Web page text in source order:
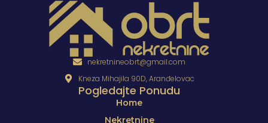
nekretnineobrt@gmail.com
Kneza Mihajila 90D, Aranđelovac
Pogledajte Ponudu
Home
Nekretnine